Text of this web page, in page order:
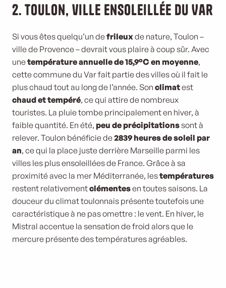
2. Toulon, ville ensoleillée du Var
Si vous êtes quelqu’un defrileuxde nature, Toulon –
ville de Provence – devrait vous plaire à coup sûr. Avec
unetempérature annuelle de 15,9°C en moyenne,
cette commune du Var fait partie des villes où il fait le
plus chaud tout au long de l’année. Son climatest
chaud et tempéré, ce qui attire de nombreux
touristes. La pluie tombe principalement en hiver, à
faible quantité. En été, peu de précipitationssont à
relever. Toulon bénéficie de2839 heures de soleil par
an, ce qui la place juste derrière Marseille parmi les
villes les plus ensoleillées de France. Grâce à sa
proximité avec la mer Méditerranée, lestempératures
restent relativementclémentesen toutes saisons. La
douceur du climat toulonnais présente toutefois une
caractéristique à ne pas omettre : le vent. En hiver, le
Mistral accentue la sensation de froid alors que le
mercure présente des températures agréables.